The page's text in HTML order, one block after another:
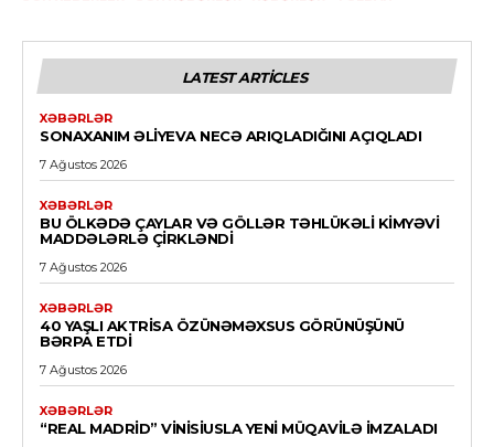
LATEST ARTICLES
XƏBƏRLƏR
SONAXANIM ƏLIYEVA NECƏ ARIQLADIĞINI AÇIQLADI
7 Ağustos 2026
XƏBƏRLƏR
BU ÖLKƏDƏ ÇAYLAR VƏ GÖLLƏR TƏHLÜKƏLI KIMYƏVI
MADDƏLƏRLƏ ÇIRKLƏNDI
7 Ağustos 2026
XƏBƏRLƏR
40 YAŞLI AKTRISA ÖZÜNƏMƏXSUS GÖRÜNÜŞÜNÜ
BƏRPA ETDI
7 Ağustos 2026
XƏBƏRLƏR
“REAL MADRID” VINISIUSLA YENI MÜQAVILƏ IMZALADI